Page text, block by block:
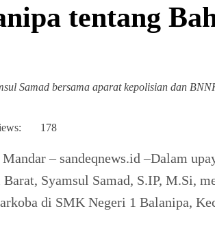
tentang
Samad bersama aparat kepolisian dan
178
– sandeqnews.id –Dalam
Barat, Syamsul Samad, S.IP, M.Si,
di SMK Negeri 1 Balanipa,